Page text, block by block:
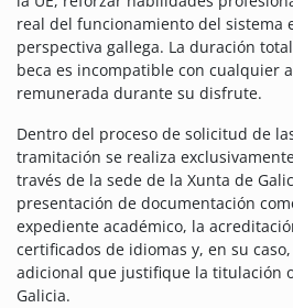
real del funcionamiento del sistema
perspectiva gallega. La duración
beca es incompatible con cualquier
remunerada durante su disfrute.
Dentro del proceso de solicitud de
tramitación se realiza
través de la sede de la Xunta de
presentación de documentación
expediente académico, la
certificados de idiomas y, en su
adicional que justifique la titulación
Galicia.